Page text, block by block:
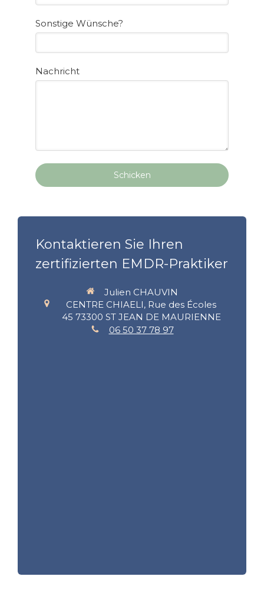
Sonstige Wünsche?
Nachricht
Schicken
Kontaktieren Sie Ihren
zertifizierten EMDR-Praktiker
Julien CHAUVIN
CENTRE CHIAELI, Rue des Écoles
45 73300 ST JEAN DE MAURIENNE
06 50 37 78 97